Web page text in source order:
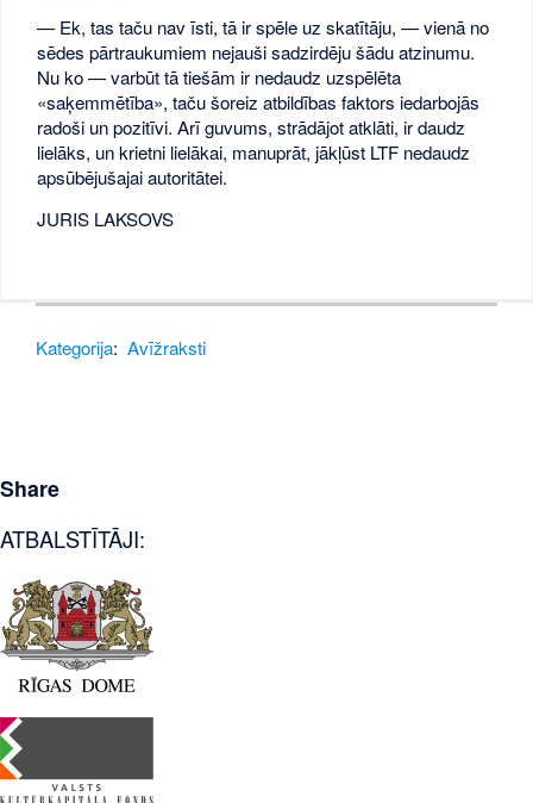
— Ek, tas taču nav īsti, tā ir spēle uz skatītāju, — vienā no
sēdes pārtraukumiem nejauši sadzirdēju šādu atzinumu.
Nu ko — varbūt tā tiešām ir nedaudz uzspēlēta
«saķemmētība», taču šoreiz atbildības faktors iedarbojās
radoši un pozitīvi. Arī guvums, strādājot atklāti, ir daudz
lielāks, un krietni lielākai, manuprāt, jākļūst LTF nedaudz
apsūbējušajai autoritātei.
JURIS LAKSOVS
Kategorija: Avīžraksti
Share
ATBALSTĪTĀJI: